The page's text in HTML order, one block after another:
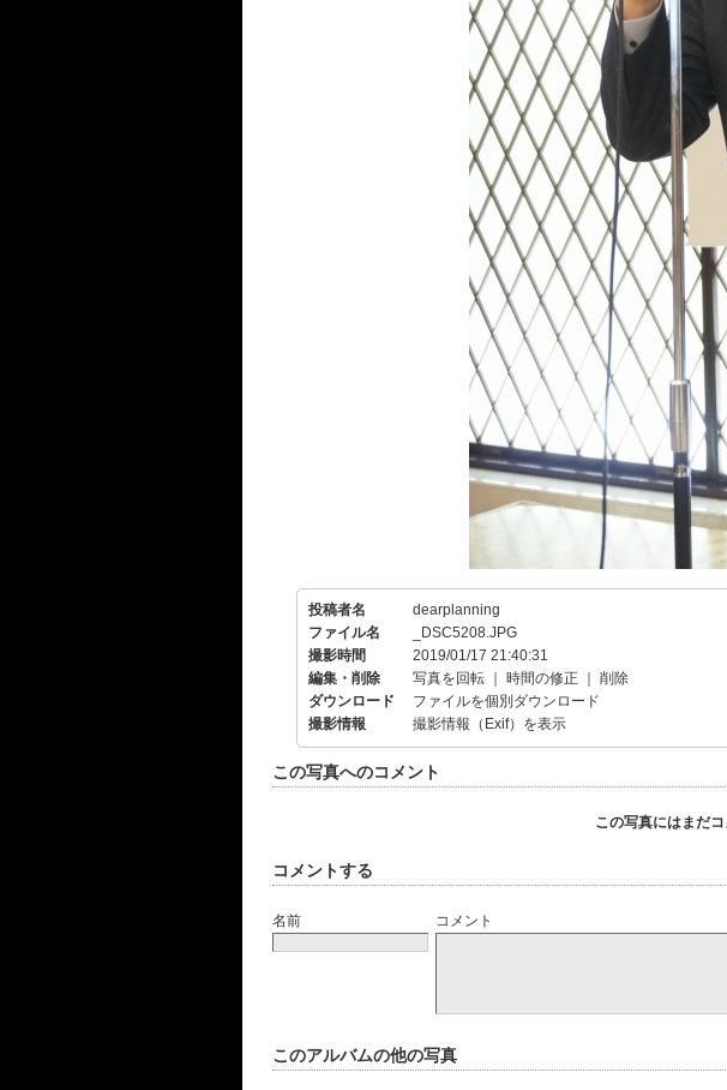
投稿者名
dearplanning
ファイル名
_DSC5208.JPG
撮影時間
2019/01/17 21:40:31
編集・削除
写真を回転 時間の修正
削除
ダウンロード
ファイルを個別ダウンロード
撮影情報
撮影情報（Exif）を表示
この写真へのコメント
この写真にはまだ
コメントする
名前 コメント
このアルバムの他の写真